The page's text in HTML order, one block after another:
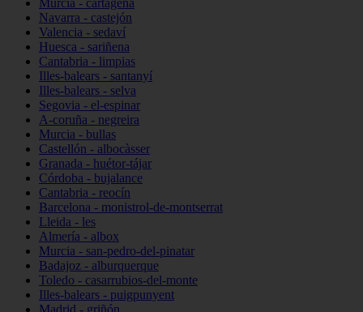
Murcia - cartagena
Navarra - castejón
Valencia - sedaví
Huesca - sariñena
Cantabria - limpias
Illes-balears - santanyí
Illes-balears - selva
Segovia - el-espinar
A-coruña - negreira
Murcia - bullas
Castellón - albocàsser
Granada - huétor-tájar
Córdoba - bujalance
Cantabria - reocín
Barcelona - monistrol-de-montserrat
Lleida - les
Almería - albox
Murcia - san-pedro-del-pinatar
Badajoz - alburquerque
Toledo - casarrubios-del-monte
Illes-balears - puigpunyent
Madrid - griñón